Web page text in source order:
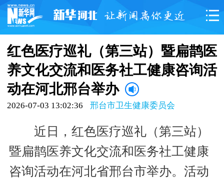
红色医疗巡礼（第三站）暨扁鹊医
养文化交流和医务社工健康咨询活
动在河北邢台举办
2026-07-03 13:02:36 邢台市卫生健康委员会
近日，红色医疗巡礼（第三站）
暨扁鹊医养文化交流和医务社工健康
咨询活动在河北省邢台市举办。活动